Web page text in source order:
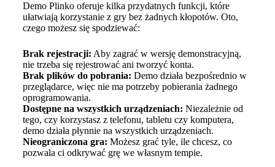
Demo Plinko oferuje kilka przydatnych funkcji, które
ułatwiają korzystanie z gry bez żadnych kłopotów. Oto,
czego możesz się spodziewać:
Brak rejestracji: Aby zagrać w wersję demonstracyjną,
nie trzeba się rejestrować ani tworzyć konta.
Brak plików do pobrania: Demo działa bezpośrednio w
przeglądarce, więc nie ma potrzeby pobierania żadnego
oprogramowania.
Dostępne na wszystkich urządzeniach: Niezależnie od
tego, czy korzystasz z telefonu, tabletu czy komputera,
demo działa płynnie na wszystkich urządzeniach.
Nieograniczona gra: Możesz grać tyle, ile chcesz, co
pozwala ci odkrywać grę we własnym tempie.